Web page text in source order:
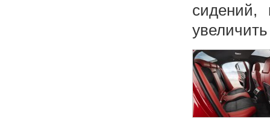
сидений,